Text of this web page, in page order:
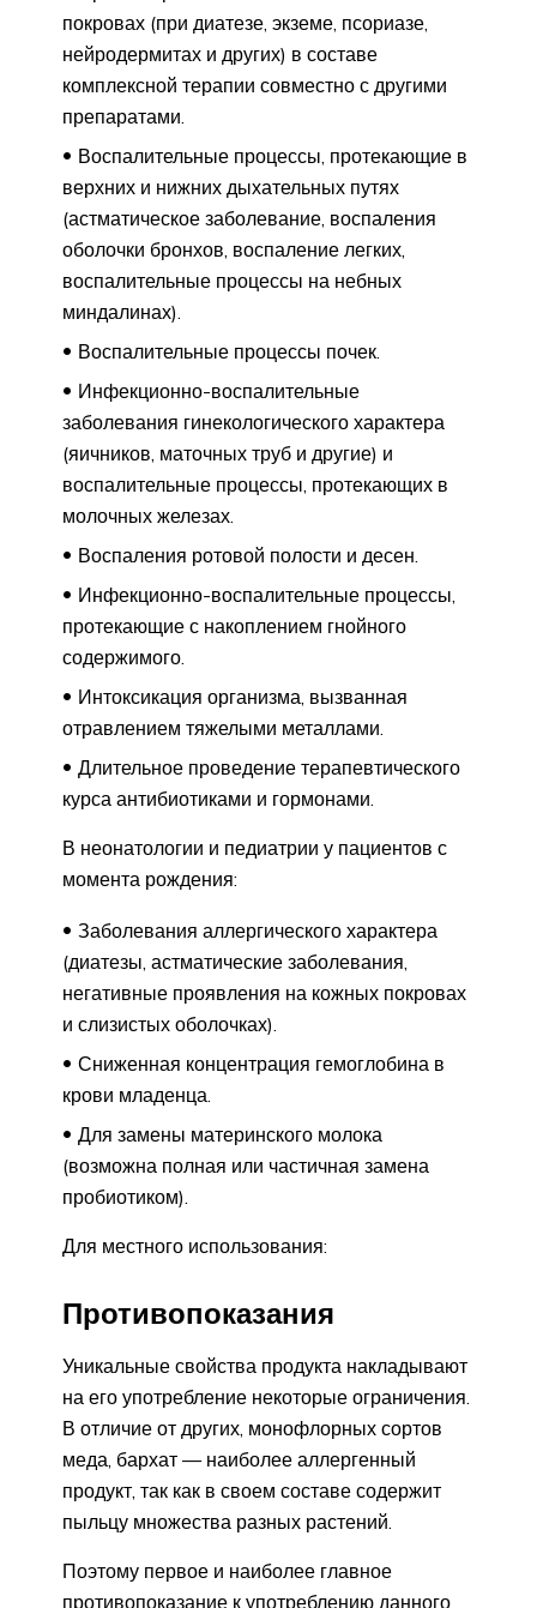
покровах (при диатезе, экземе, псориазе,
нейродермитах и других) в составе
комплексной терапии совместно с другими
препаратами.
Воспалительные процессы, протекающие в
верхних и нижних дыхательных путях
(астматическое заболевание, воспаления
оболочки бронхов, воспаление легких,
воспалительные процессы на небных
миндалинах).
Воспалительные процессы почек.
Инфекционно-воспалительные
заболевания гинекологического характера
(яичников, маточных труб и другие) и
воспалительные процессы, протекающих в
молочных железах.
Воспаления ротовой полости и десен.
Инфекционно-воспалительные процессы,
протекающие с накоплением гнойного
содержимого.
Интоксикация организма, вызванная
отравлением тяжелыми металлами.
Длительное проведение терапевтического
курса антибиотиками и гормонами.
В неонатологии и педиатрии у пациентов с
момента рождения:
Заболевания аллергического характера
(диатезы, астматические заболевания,
негативные проявления на кожных покровах
и слизистых оболочках).
Сниженная концентрация гемоглобина в
крови младенца.
Для замены материнского молока
(возможна полная или частичная замена
пробиотиком).
Для местного использования:
Противопоказания
Уникальные свойства продукта накладывают
на его употребление некоторые ограничения.
В отличие от других, монофлорных сортов
меда, бархат — наиболее аллергенный
продукт, так как в своем составе содержит
пыльцу множества разных растений.
Поэтому первое и наиболее главное
противопоказание к употреблению данного